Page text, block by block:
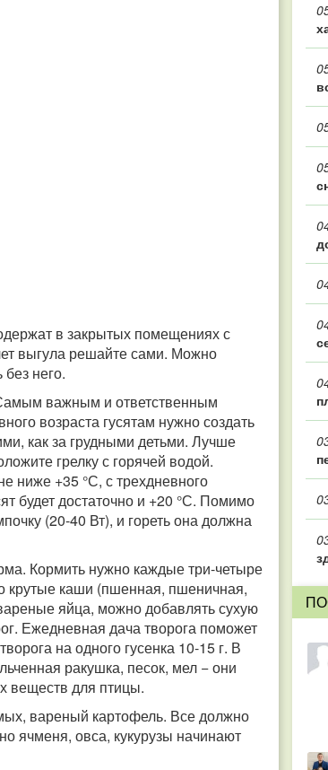
в закрытых помещениях с
выгула решайте сами. Можно
него.
важным и ответственным
возраста гусятам нужно создать
как за грудными детьми. Лучше
грелку с горячей водой.
ниже +35 °С, с трехдневного
будет достаточно и +20 °С. Помимо
(20-40 Вт), и гореть она должна
Кормить нужно каждые три-четыре
крутые каши (пшенная, пшеничная,
яйца, можно добавлять сухую
Ежедневная дача творога поможет
на одного гусенка 10-15 г. В
ракушка, песок, мел − они
веществ для птицы.
вареный картофель. Все должно
ячменя, овса, кукурузы начинают